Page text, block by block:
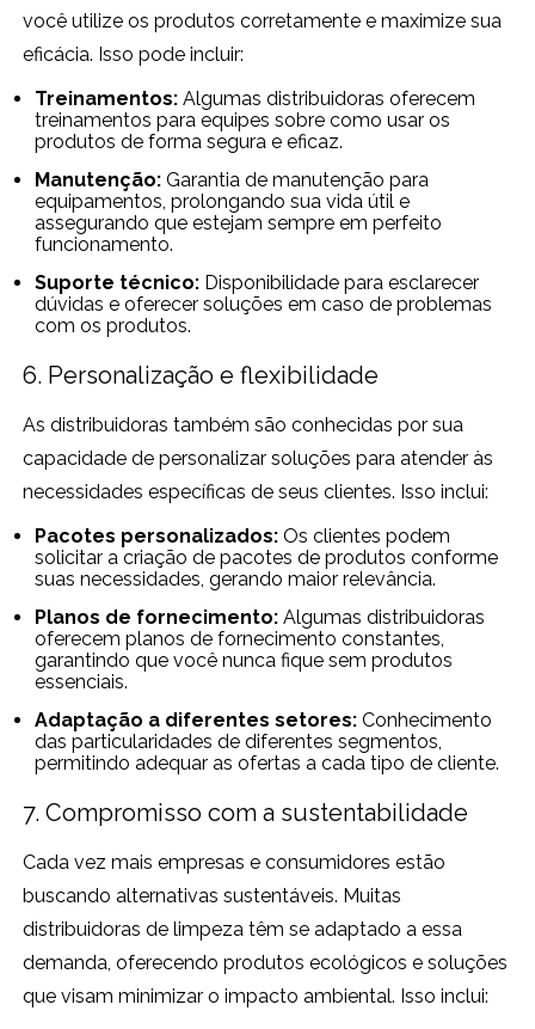
você utilize os produtos corretamente e maximize sua
eficácia. Isso pode incluir:
Treinamentos: Algumas distribuidoras oferecem
treinamentos para equipes sobre como usar os
produtos de forma segura e eficaz.
Manutenção: Garantia de manutenção para
equipamentos, prolongando sua vida útil e
assegurando que estejam sempre em perfeito
funcionamento.
Suporte técnico: Disponibilidade para esclarecer
dúvidas e oferecer soluções em caso de problemas
com os produtos.
6. Personalização e flexibilidade
As distribuidoras também são conhecidas por sua
capacidade de personalizar soluções para atender às
necessidades específicas de seus clientes. Isso inclui:
Pacotes personalizados: Os clientes podem
solicitar a criação de pacotes de produtos conforme
suas necessidades, gerando maior relevância.
Planos de fornecimento: Algumas distribuidoras
oferecem planos de fornecimento constantes,
garantindo que você nunca fique sem produtos
essenciais.
Adaptação a diferentes setores: Conhecimento
das particularidades de diferentes segmentos,
permitindo adequar as ofertas a cada tipo de cliente.
7. Compromisso com a sustentabilidade
Cada vez mais empresas e consumidores estão
buscando alternativas sustentáveis. Muitas
distribuidoras de limpeza têm se adaptado a essa
demanda, oferecendo produtos ecológicos e soluções
que visam minimizar o impacto ambiental. Isso inclui: